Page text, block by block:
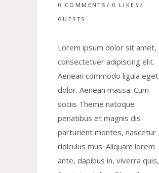
0 COMMENTS
0 LIKES
GUESTS
Lorem ipsum dolor sit amet,
consectetuer adipiscing elit.
Aenean commodo ligula eget
dolor. Aenean massa. Cum
sociis Theme natoque
penatibus et magnis dis
parturient montes, nascetur
ridiculus mus. Aliquam lorem
ante, dapibus in, viverra quis,